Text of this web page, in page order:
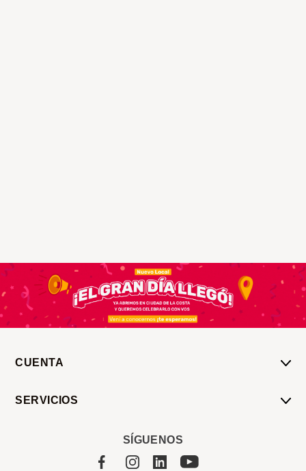
CUENTA
SERVICIOS
SÍGUENOS